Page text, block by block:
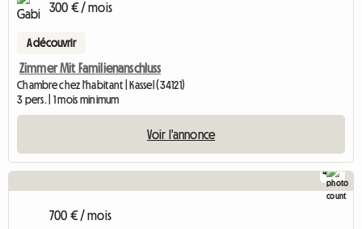
300 € / mois
A découvrir
Zimmer Mit Familienanschluss
Chambre chez l'habitant | Kassel (34121)
3 pers. | 1 mois minimum
Voir l'annonce
4
700 € / mois